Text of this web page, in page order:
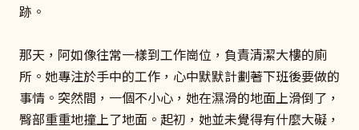
跡。
那天，阿如像往常一樣到工作崗位，負責清潔大樓的廁
所。她專注於手中的工作，心中默默計劃著下班後要做的
事情。突然間，一個不小心，她在濕滑的地面上滑倒了，
臀部重重地撞上了地面。起初，她並未覺得有什麼大礙，